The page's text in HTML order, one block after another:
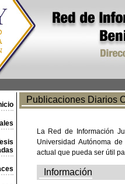
Publicaciones Diarios
La Red de Información
Universidad Autónoma
actual que pueda ser útil
Información